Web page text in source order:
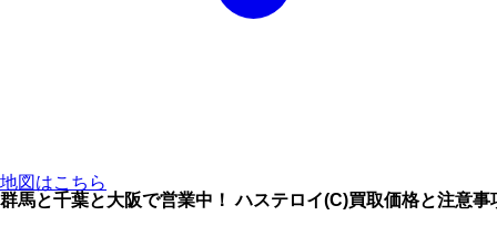
地図はこちら
群馬と千葉と大阪で営業中！ ハステロイ(C)買取価格と注意事